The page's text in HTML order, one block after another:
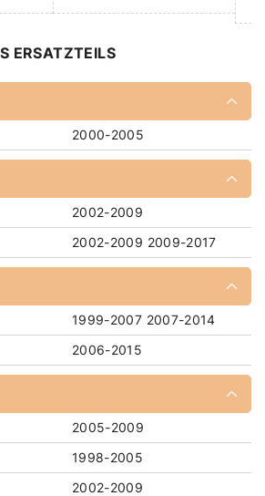
ERSATZTEILS
2000-2005
2002-2009
2002-2009 2009-2017
1999-2007 2007-2014
2006-2015
2005-2009
1998-2005
2002-2009